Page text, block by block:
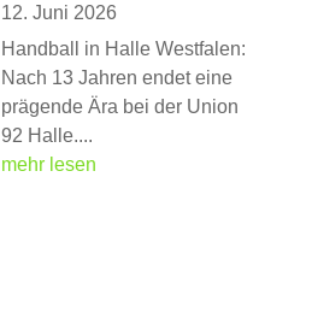
12. Juni 2026
Handball in Halle Westfalen:
Nach 13 Jahren endet eine
prägende Ära bei der Union
92 Halle....
mehr lesen